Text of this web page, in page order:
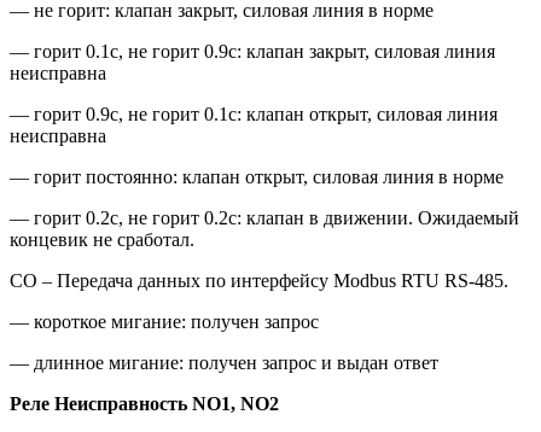
— не горит: клапан закрыт, силовая линия в норме
— горит 0.1с, не горит 0.9с: клапан закрыт, силовая линия
неисправна
— горит 0.9с, не горит 0.1с: клапан открыт, силовая линия
неисправна
— горит постоянно: клапан открыт, силовая линия в норме
— горит 0.2с, не горит 0.2с: клапан в движении. Ожидаемый
концевик не сработал.
CO – Передача данных по интерфейсу Modbus RTU RS-485.
— короткое мигание: получен запрос
— длинное мигание: получен запрос и выдан ответ
Реле Неисправность NO1, NO2